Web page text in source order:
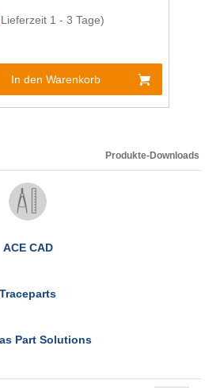
1 - 3 Tage)
In den Warenkorb
Produkte-Downloads
ACE CAD
Traceparts
Part Solutions